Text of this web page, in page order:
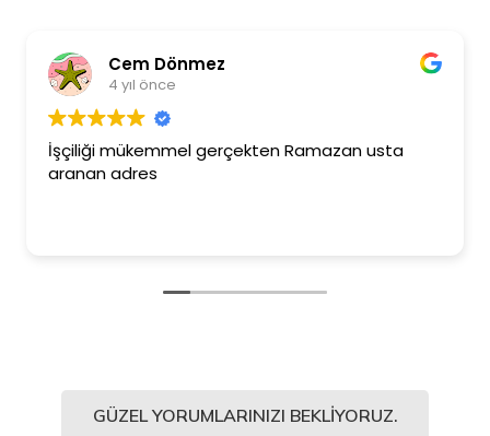
Cem Dönmez
4 yıl önce
İşçiliği mükemmel gerçekten Ramazan usta
aranan adres
GÜZEL YORUMLARINIZI BEKLIYORUZ.